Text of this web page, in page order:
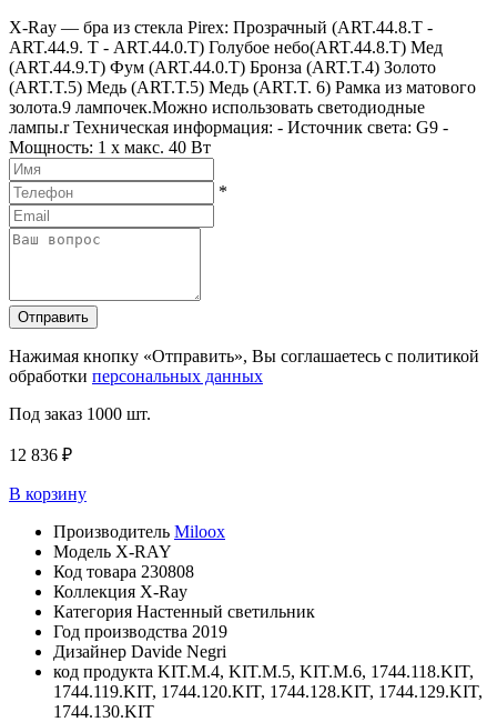
X-Ray — бра из стекла Pirex: Прозрачный (ART.44.8.T -
ART.44.9. Т - ART.44.0.T) Голубое небо(ART.44.8.T) Мед
(ART.44.9.T) Фум (ART.44.0.T) Бронза (ART.T.4) Золото
(ART.T.5) Медь (ART.T.5) Медь (ART.T. 6) Рамка из матового
золота.9 лампочек.Можно использовать светодиодные
лампы.r Техническая информация: - Источник света: G9 -
Мощность: 1 x макс. 40 Вт
*
Отправить
Нажимая кнопку «Отправить», Вы соглашаетесь с политикой
обработки персональных данных
Под заказ 1000 шт.
12 836 ₽
В корзину
Производитель Miloox
Модель X-RAY
Код товара 230808
Коллекция X-Ray
Категория Настенный светильник
Год производства 2019
Дизайнер Davide Negri
код продукта KIT.M.4, KIT.M.5, KIT.M.6, 1744.118.KIT,
1744.119.KIT, 1744.120.KIT, 1744.128.KIT, 1744.129.KIT,
1744.130.KIT